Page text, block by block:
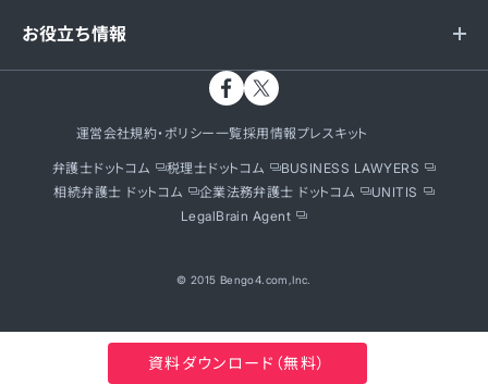
お役立ち情報
運営会社規約・ポリシー一覧採用情報プレスキット
弁護士ドットコム 税理士ドットコム
BUSINESS LAWYERS
相続弁護士 ドットコム
企業法務弁護士 ドットコム
UNITIS
LegalBrain Agent
© 2015 Bengo4.com,Inc.
資料ダウンロード（無料）